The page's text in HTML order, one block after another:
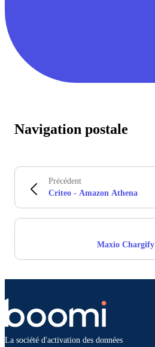
Navigation postale
Précédent
Criteo - Amazon Athena
Maxio
La société d'activation des données